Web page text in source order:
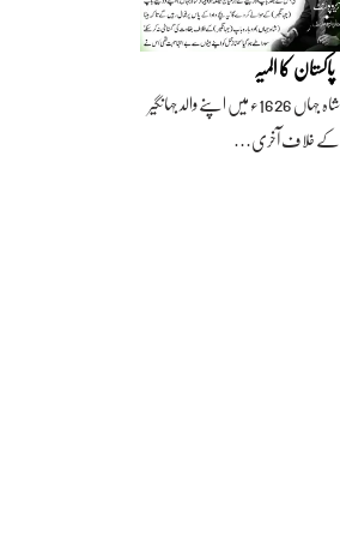
پاکستان کا المیہ
شاہ جہاں 1626ء میں اپنے والد جہانگیر
کے خلاف آخری…